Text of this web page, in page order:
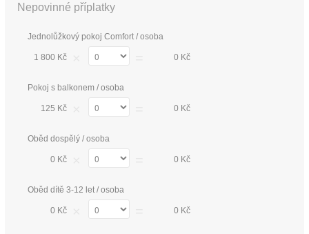
Nepovinné příplatky
Jednolůžkový pokoj Comfort / osoba
1 800 Kč 0 Kč
Pokoj s balkonem / osoba
125 Kč 0 Kč
Oběd dospělý / osoba
0 Kč 0 Kč
Oběd dítě 3-12 let / osoba
0 Kč 0 Kč